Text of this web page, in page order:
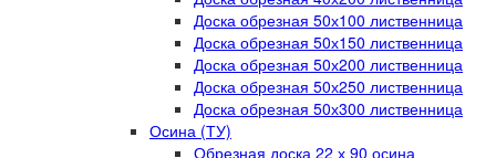
Доска обрезная 50х100 лиственница
Доска обрезная 50х150 лиственница
Доска обрезная 50х200 лиственница
Доска обрезная 50х250 лиственница
Доска обрезная 50х300 лиственница
Осина (ТУ)
Обрезная доска 22 х 90 осина